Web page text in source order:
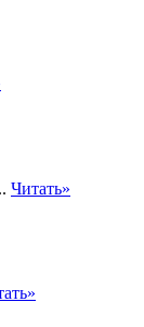
Читать»